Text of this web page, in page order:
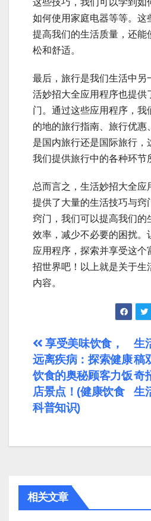
这些技巧，我们可以学到如
如何使用家庭电器等等。这
提高我们的生活质量，还能
松和舒适。
最后，旅行是我们生活中另
活妙招大全应用程序也提供
门。通过这些应用程序，我
的地的旅行指南、旅行优惠
是国内旅行还是国际旅行，
我们提供旅行中的各种环节
总而言之，生活妙招大全应
提供了大量的生活技巧与窍
窍门，我们可以提高我们的
效率，减少不必要的困扰。
应用程序，探索并享受这个
招世界吧！以上就是关于生
内容。
文
章
导
航
生
稿
奇
生
享受美味饮食，
远离疾病：探索健康
饮食的奥秘顾客力饭
店景点！(健康饮食
科普知识)
相关文章